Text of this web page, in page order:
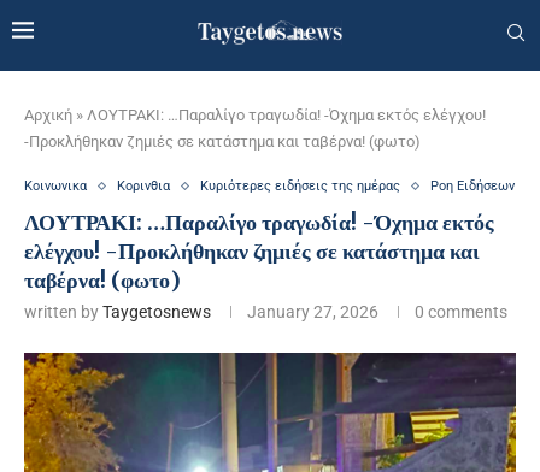
Αρχική » ΛΟΥΤΡΑΚΙ: …Παραλίγο τραγωδία! -Όχημα εκτός ελέγχου!
-Προκλήθηκαν ζημιές σε κατάστημα και ταβέρνα! (φωτο)
Κοινωνικα Κορινθια Κυριότερες ειδήσεις της ημέρας Ροη Ειδήσεων
ΛΟΥΤΡΑΚΙ: …Παραλίγο τραγωδία! -Όχημα εκτός
ελέγχου! -Προκλήθηκαν ζημιές σε κατάστημα και
ταβέρνα! (φωτο)
written byTaygetosnews January 27, 2026 0 comments